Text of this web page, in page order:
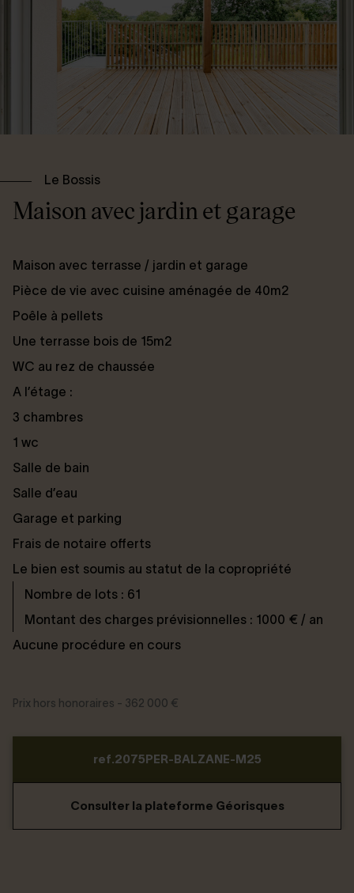
Le Bossis
Maison avec jardin et garage
Maison avec terrasse / jardin et garage
Pièce de vie avec cuisine aménagée de 40m2
Poêle à pellets
Une terrasse bois de 15m2
WC au rez de chaussée
A l’étage :
3 chambres
1 wc
Salle de bain
Salle d’eau
Garage et parking
Frais de notaire offerts
Le bien est soumis au statut de la copropriété
Nombre de lots : 61
Montant des charges prévisionnelles : 1000 € / an
Aucune procédure en cours
Prix hors honoraires - 362 000 €
ref.2075PER-BALZANE-M25
Consulter la plateforme Géorisques